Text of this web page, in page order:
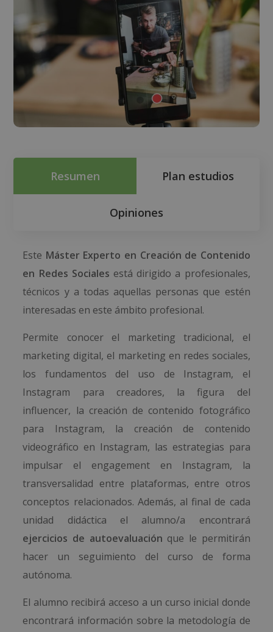
Resumen Plan estudios
Opiniones
Este Máster Experto en Creación de Contenido
en Redes Sociales está dirigido a profesionales,
técnicos y a todas aquellas personas que estén
interesadas en este ámbito profesional.
Permite conocer el marketing tradicional, el
marketing digital, el marketing en redes sociales,
los fundamentos del uso de Instagram, el
Instagram para creadores, la figura del
influencer, la creación de contenido fotográfico
para Instagram, la creación de contenido
videográfico en Instagram, las estrategias para
impulsar el engagement en Instagram, la
transversalidad entre plataformas, entre otros
conceptos relacionados. Además, al final de cada
unidad didáctica el alumno/a encontrará
ejercicios de autoevaluación que le permitirán
hacer un seguimiento del curso de forma
autónoma.
El alumno recibirá acceso a un curso inicial donde
encontrará información sobre la metodología de